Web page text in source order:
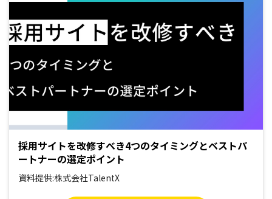
採用サイトを改修すべき4つのタイミングとベストパ
ートナーの選定ポイント
資料提供:株式会社TalentX